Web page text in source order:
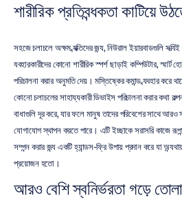
শারীরিক প্রতিবন্ধকতা কাটিয়ে
সহজে চলাচলে অক্ষম ব্যক্তিদের জন্য, নিউরাল ইয়ারবাডগুলি
ব্যবহারকারীদের কোনো শারীরিক স্পর্শ ছাড়াই কম্পিউটার,
পরিচালনা করার অনুমতি দেয়। মস্তিষ্কের কমান্ড ব্যবহার করে
কোনো চলাচলের সাহায্যকারী ডিভাইস পরিচালনা করার কথা
বাধাগুলি দূর করে, যার ফলে মানুষ তাদের পরিবেশের সাথে
যোগাযোগ স্থাপন করতে পারে। এটি ইচ্ছাকে সরাসরি কাজে
সম্পন্ন করার জন্য একটি হ্যান্ডস-ফ্রি উপায় প্রদান করে যা
প্রয়োজন হতো।
আরও বেশি স্বনির্ভরতা গড়ে তোলা